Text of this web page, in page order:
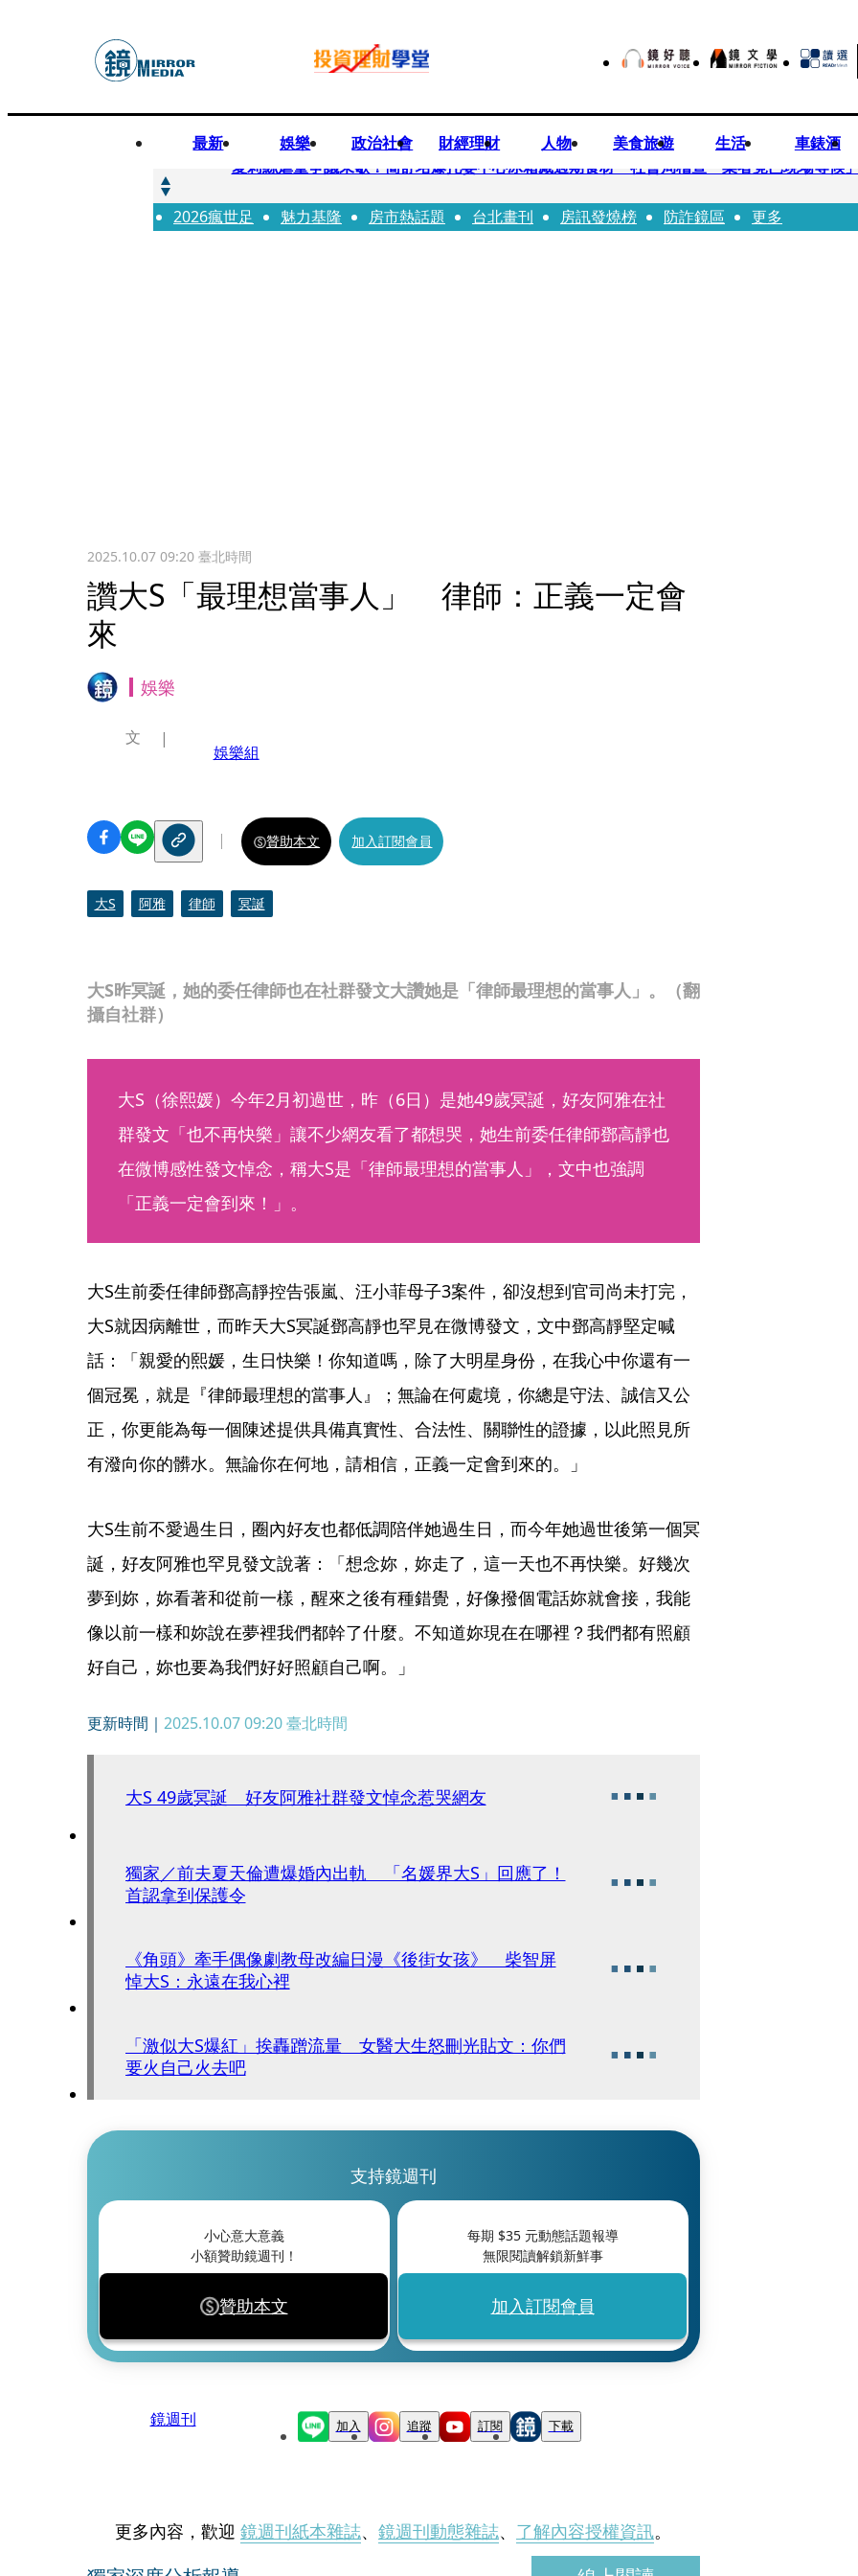
最新 娛樂 政治社會 財經理財 人物 美食旅遊 生活 車錶酒
快訊
夏莉絲虐童爭議未歇！簡舒培爆托嬰中心冰箱藏過期食材 社會局稽查「業者竟已現場等候
快訊
疊單計時算法現歧異 外送工會開戰Uber Eats
2026瘋世足 魅力基隆 房市熱話題 台北畫刊 房訊發燒榜 防詐鏡區 更多
2025.10.07 09:20臺北時間
讚大S「最理想當事人」 律師：正義一定會
來
娛樂
大S昨冥誕，她的委任律師也在社群發文大讚她是「律師最理想的當事人」。（翻
攝自社群）
文
娛樂組
贊助本文 加入訂閱會員
大S 阿雅 律師 冥誕
大S（徐熙媛）今年2月初過世，昨（6日）是她49歲冥誕，好友阿雅在社
群發文「也不再快樂」讓不少網友看了都想哭，她生前委任律師鄧高靜也
在微博感性發文悼念，稱大S是「律師最理想的當事人」，文中也強調
「正義一定會到來！」。
大S生前委任律師鄧高靜控告張嵐、汪小菲母子3案件，卻沒想到官司尚未打完，
大S就因病離世，而昨天大S冥誕鄧高靜也罕見在微博發文，文中鄧高靜堅定喊
話：「親愛的熙媛，生日快樂！你知道嗎，除了大明星身份，在我心中你還有一
個冠冕，就是『律師最理想的當事人』；無論在何處境，你總是守法、誠信又公
正，你更能為每一個陳述提供具備真實性、合法性、關聯性的證據，以此照見所
有潑向你的髒水。無論你在何地，請相信，正義一定會到來的。」
大S生前不愛過生日，圈內好友也都低調陪伴她過生日，而今年她過世後第一個冥
誕，好友阿雅也罕見發文說著：「想念妳，妳走了，這一天也不再快樂。好幾次
夢到妳，妳看著和從前一樣，醒來之後有種錯覺，好像撥個電話妳就會接，我能
像以前一樣和妳說在夢裡我們都幹了什麼。不知道妳現在在哪裡？我們都有照顧
好自己，妳也要為我們好好照顧自己啊。」
更新時間｜ 2025.10.07 09:20臺北時間
大S 49歲冥誕 好友阿雅社群發文悼念惹哭網友
獨家／前夫夏天倫遭爆婚內出軌 「名媛界大S」回應了！
首認拿到保護令
《角頭》牽手偶像劇教母改編日漫《後街女孩》 柴智屏
悼大S：永遠在我心裡
「激似大S爆紅」挨轟蹭流量 女醫大生怒刪光貼文：你們
要火自己火去吧
支持鏡週刊
小心意大意義
小額贊助鏡週刊！
贊助本文
每期 $35元動態話題報導
無限閱讀解鎖新鮮事
加入訂閱會員
鏡週刊 加入 追蹤 訂閱 下載
更多內容，歡迎 鏡週刊紙本雜誌、 鏡週刊動態雜誌、 了解內容授權資訊。